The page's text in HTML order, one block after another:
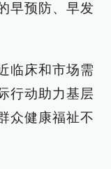
早预防、早发
临床和市场需
行动助力基层
众健康福祉不